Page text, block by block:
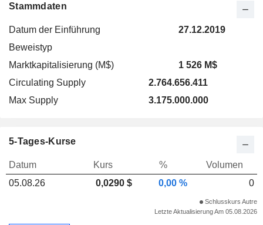
Stammdaten
Datum der Einführung
27.12.2019
Beweistyp
Marktkapitalisierung (M$)
1 526 M$
Circulating Supply
2.764.656.411
Max Supply
3.175.000.000
5-Tages-Kurse
Datum Kurs %
Volumen
05.08.26
0,0290 $ 0,00 % 0
Schlusskurs Autre
Letzte Aktualisierung Am 05.08.2026